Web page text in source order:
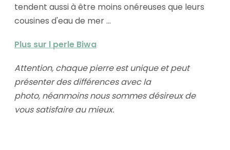
tendent aussi à être moins onéreuses que leurs
cousines d'eau de mer ...
Plus sur l perle Biwa
Attention, chaque pierre est unique et peut
présenter des différences avec la
photo, néanmoins nous sommes désireux de
vous satisfaire au mieux.